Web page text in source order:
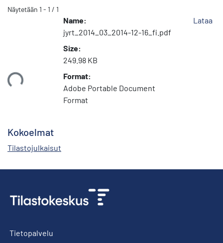
Näytetään 1 - 1 / 1
Name:
jyrt_2014_03_2014-12-16_fi.pdf
Size:
249.98 KB
Format:
Adobe Portable Document
Format
Lataa
Kokoelmat
Tilastojulkaisut
Tietopalvelu